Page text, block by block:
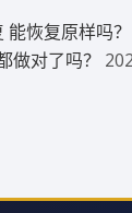
恢复原样吗？
做对了吗？